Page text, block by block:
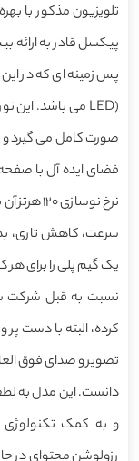
صورت کامل می گیرد و
فضای ایده آل با
نرخ
سرعت، کاهش تاری،
یک گیم پلی را برای هر
نسبت به قبل شرکت
کرده، البته با دست
تصویر و صدای فوق